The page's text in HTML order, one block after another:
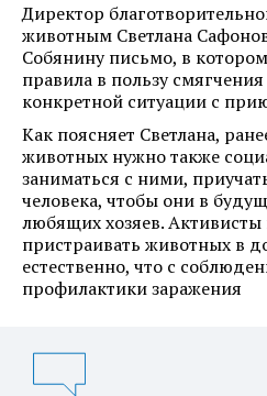
Директор
животным Светлана
Собянину письмо, в
правила в пользу
конкретной ситуации с
Как поясняет Светлана,
животных нужно также
заниматься с ними,
человека, чтобы они в
любящих хозяев.
пристраивать животных в
естественно, что с
профилактики заражения